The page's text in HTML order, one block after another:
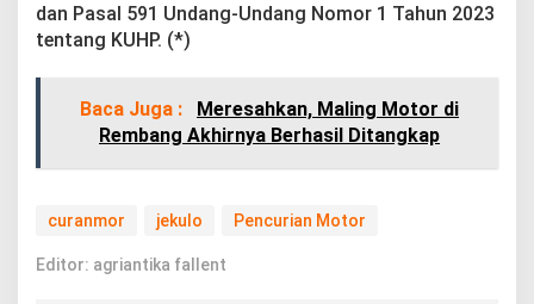
dan Pasal 591 Undang-Undang Nomor 1 Tahun 2023
tentang KUHP. (*)
Baca Juga :
Meresahkan, Maling Motor di
Rembang Akhirnya Berhasil Ditangkap
curanmor jekulo Pencurian Motor
Editor: agriantika fallent